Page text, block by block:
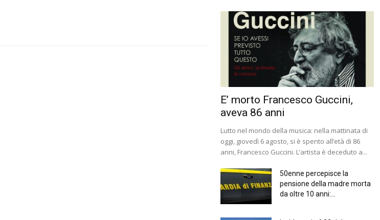
E’ morto Francesco Guccini,
aveva 86 anni
Lutto nel mondo della musica: nella mattinata di
oggi, giovedì 6 agosto, si è spento all’età di 86
anni, Francesco Guccini. L’artista è deceduto a...
50enne percepisce la
pensione della madre morta
da oltre 10 anni:...